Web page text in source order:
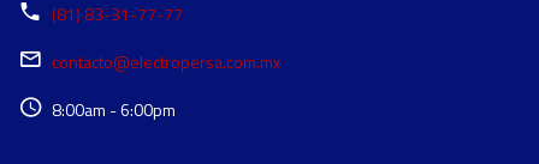
(81) 83-31-77-77
contacto@electropersa.com.mx
8:00am - 6:00pm